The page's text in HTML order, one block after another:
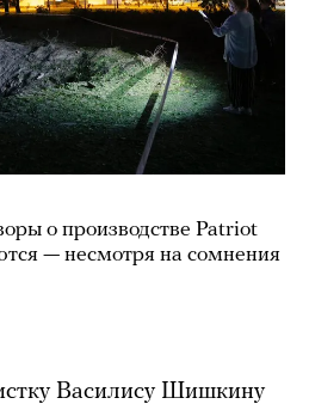
о производстве Patriot
— несмотря на сомнения
Василису Шишкину